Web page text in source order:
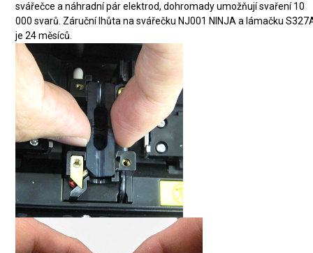
svářečce a náhradní pár elektrod, dohromady umožňují svaření 10
000 svarů. Záruční lhůta na svářečku NJ001 NINJA a lámačku
je 24 měsíců.